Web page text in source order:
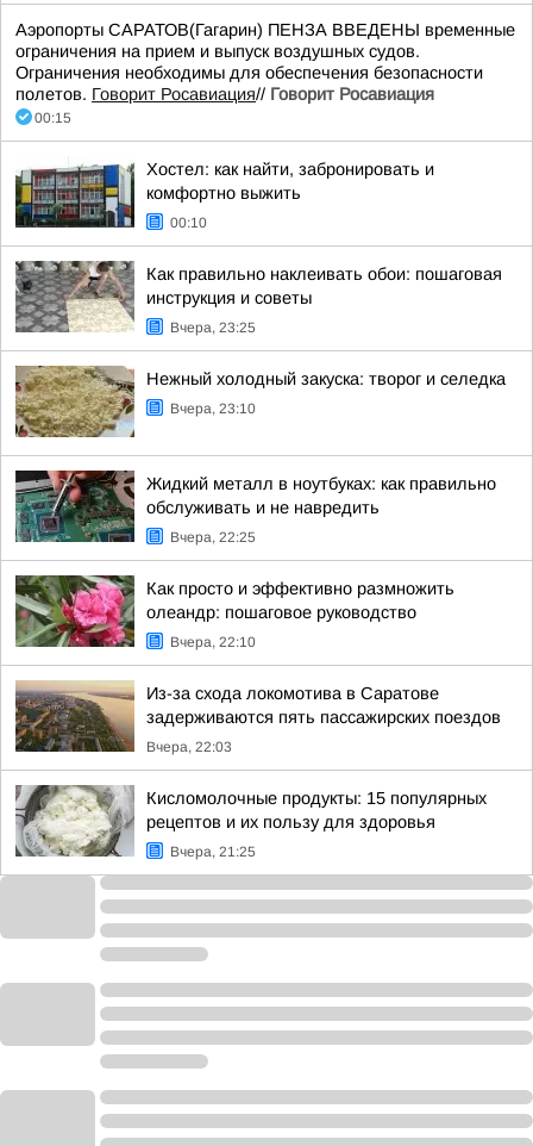
Аэропорты САРАТОВ(Гагарин) ПЕНЗА ВВЕДЕНЫ временные
ограничения на прием и выпуск воздушных судов.
Ограничения необходимы для обеспечения безопасности
полетов. Говорит Росавиация// Говорит Росавиация
00:15
Хостел: как найти, забронировать и
комфортно выжить
00:10
Как правильно наклеивать обои: пошаговая
инструкция и советы
Вчера, 23:25
Нежный холодный закуска: творог и селедка
Вчера, 23:10
Жидкий металл в ноутбуках: как правильно
обслуживать и не навредить
Вчера, 22:25
Как просто и эффективно размножить
олеандр: пошаговое руководство
Вчера, 22:10
Из-за схода локомотива в Саратове
задерживаются пять пассажирских поездов
Вчера, 22:03
Кисломолочные продукты: 15 популярных
рецептов и их пользу для здоровья
Вчера, 21:25